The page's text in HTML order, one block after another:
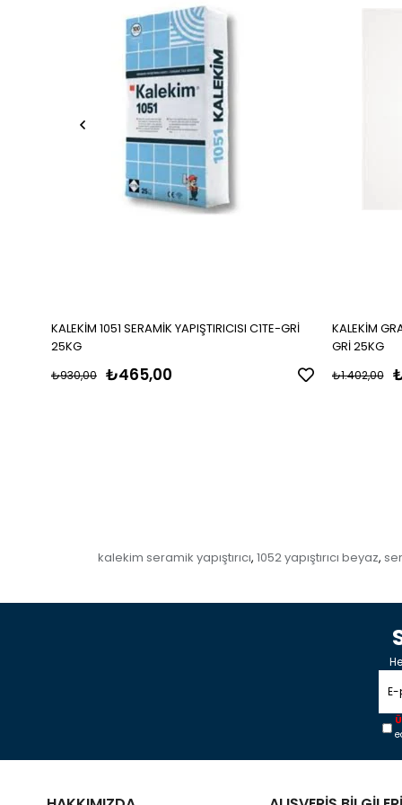
KALEKİM 1051 SERAMİK YAPIŞTIRICISI C1TE-GRİ
25KG
₺465,00
₺930,00
KALEKİM
GRİ 25KG
₺1.402,00
kalekim seramik yapıştırıcı, 1052 yapıştırıcı beyaz,